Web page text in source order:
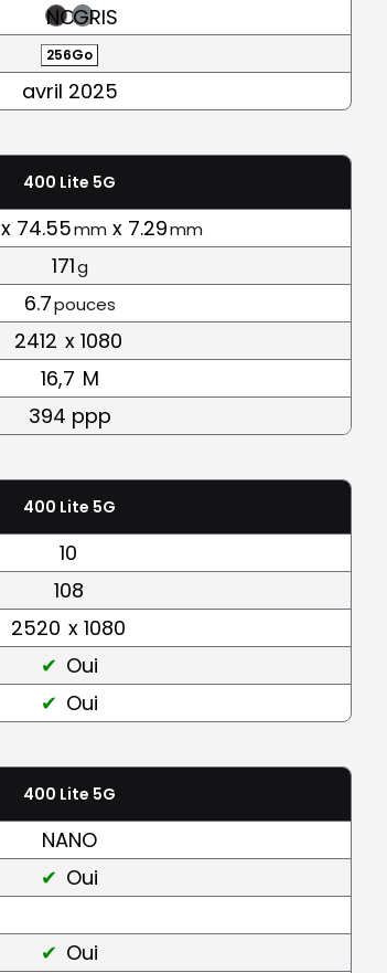
NOIRGRIS
256Go
avril 2025
400 Lite 5G
x 74.55mm x 7.29mm
171g
6.7pouces
2412 x 1080
16,7 M
394 ppp
400 Lite 5G
10
108
2520 x 1080
Oui
Oui
400 Lite 5G
NANO
Oui
Oui